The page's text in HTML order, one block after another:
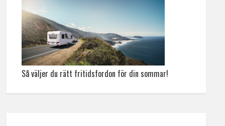
Så väljer du rätt fritidsfordon för din sommar!